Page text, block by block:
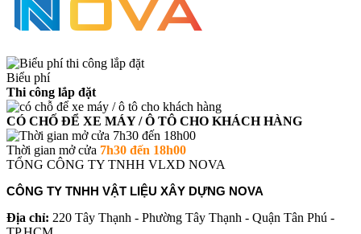
Biểu phí
Thi công lắp đặt
CÓ CHỐ ĐỂ XE MÁY / Ô TÔ CHO KHÁCH HÀNG
Thời gian mở cửa 7h30 đến 18h00
TỔNG CÔNG TY TNHH VLXD NOVA
CÔNG TY TNHH VẬT LIỆU XÂY DỰNG NOVA
Địa chỉ: 220 Tây Thạnh - Phường Tây Thạnh - Quận Tân Phú -